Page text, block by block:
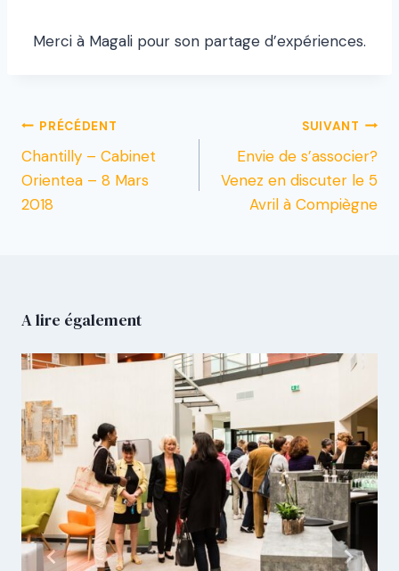
Merci à Magali pour son partage d’expériences.
PRÉCÉDENT
Chantilly – Cabinet
Orientea – 8 Mars
2018
SUIVANT
Envie de s’associer?
Venez en discuter le 5
Avril à Compiègne
A lire également